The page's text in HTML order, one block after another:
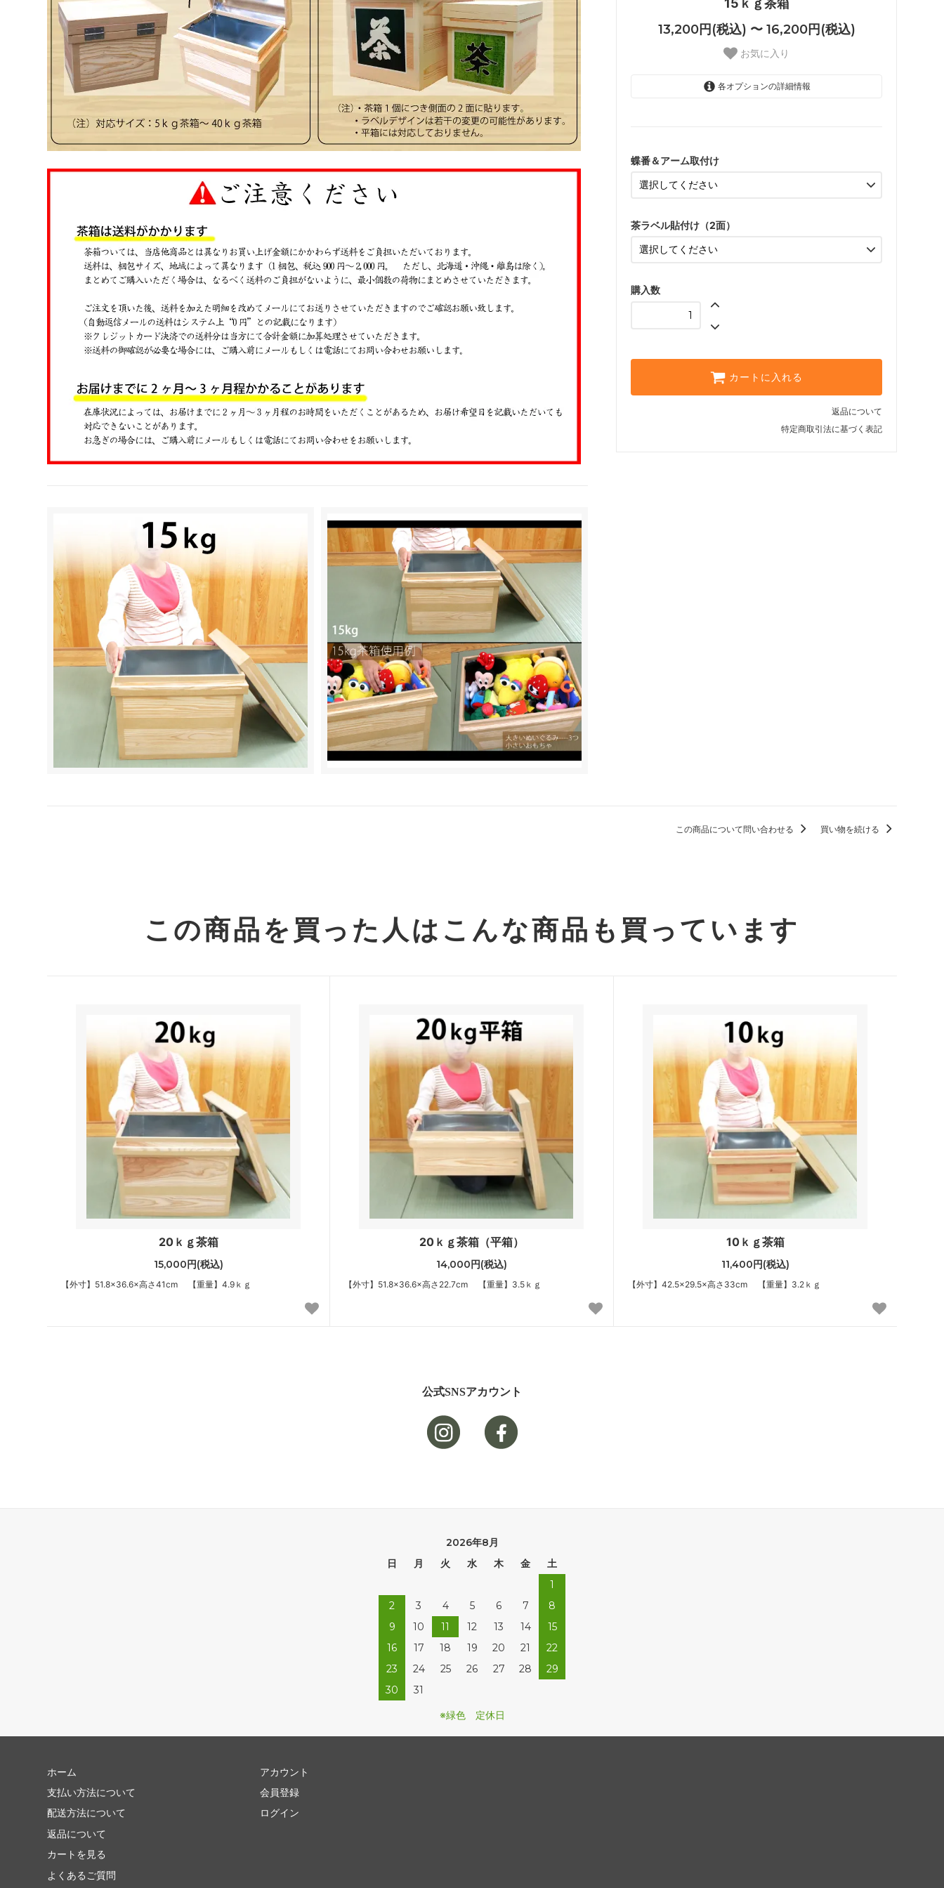
15ｋｇ茶箱
13,200円(税込) 〜 16,200円(税込)
お気に入り
各オプションの詳細情報
蝶番＆アーム取付け
茶ラベル貼付け（2面）
購入数
カートに入れる
返品について
特定商取引法に基づく表記
この商品について問い合わせる 買い物を続ける
この商品を買った人は こんな商品も買っています
20ｋｇ茶箱
15,000円(税込)
【外寸】51.8×36.6×高さ41cm 【重量】4.9ｋｇ
20ｋｇ茶箱（平箱）
14,000円(税込)
【外寸】51.8×36.6×高さ22.7cm 【重量】3.5ｋｇ
10ｋｇ茶箱
11,400円(税込)
【外寸】42.5×29.5×高さ33cm 【重量】3.2ｋｇ
公式SNSアカウント
2026年8月
日
月 火 水 木 金
土
1
2
3 4 5 6 7
8
9
10 11 12 13 14
15
16
17 18 19 20 21
22
23
24 25 26 27 28
29
30
31
※緑色 定休日
ホーム
支払い方法について
配送方法について
返品について
カートを見る
よくあるご質問
アカウント
会員登録
ログイン